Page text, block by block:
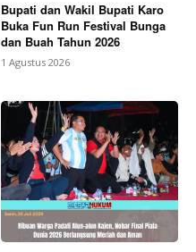
Bupati dan Wakil Bupati Karo
Buka Fun Run Festival Bunga
dan Buah Tahun 2026
1 Agustus 2026